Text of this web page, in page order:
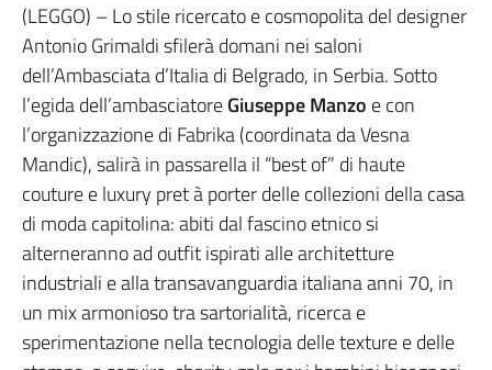
(LEGGO) – Lo stile ricercato e cosmopolita del designer
Antonio Grimaldi sfilerà domani nei saloni
dell’Ambasciata d’Italia di Belgrado, in Serbia. Sotto
l’egida dell’ambasciatoreGiuseppe Manzo e con
l’organizzazione di Fabrika (coordinata da Vesna
Mandic), salirà in passarella il “best of” di haute
couture e luxury pret à porter delle collezioni della casa
di moda capitolina: abiti dal fascino etnico si
alterneranno ad outfit ispirati alle architetture
industriali e alla transavanguardia italiana anni 70, in
un mix armonioso tra sartorialità, ricerca e
sperimentazione nella tecnologia delle texture e delle